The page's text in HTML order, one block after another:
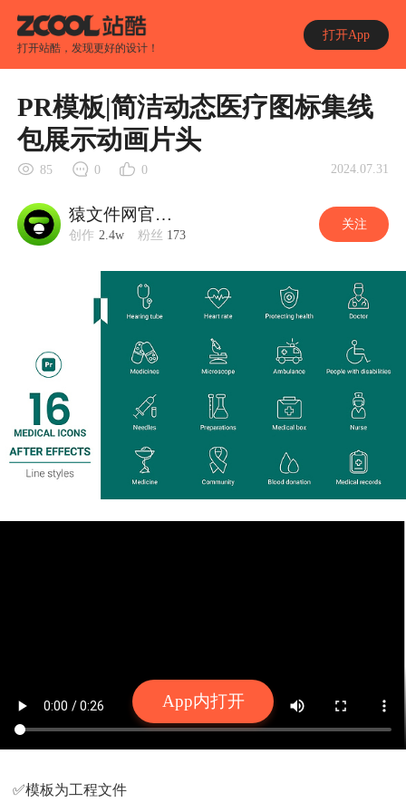
打开站酷，发现更好的设计！
打开App
App内打开
PR模板|简洁动态医疗图标集线
包展示动画片头
85 0 0 2024.07.31
猿文件网官方账号
创作 2.4w 粉丝 173
关注
✅模板为工程文件